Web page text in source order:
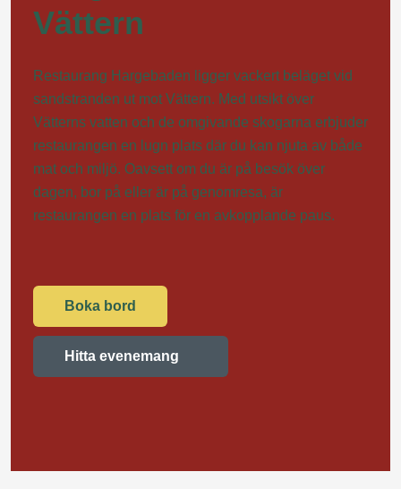
Vättern
Restaurang Hargebaden ligger vackert beläget vid
sandstranden ut mot Vättern. Med utsikt över
Vätterns vatten och de omgivande skogarna erbjuder
restaurangen en lugn plats där du kan njuta av både
mat och miljö. Oavsett om du är på besök över
dagen, bor på eller är på genomresa, är
restaurangen en plats för en avkopplande paus.
Boka bord
Hitta evenemang